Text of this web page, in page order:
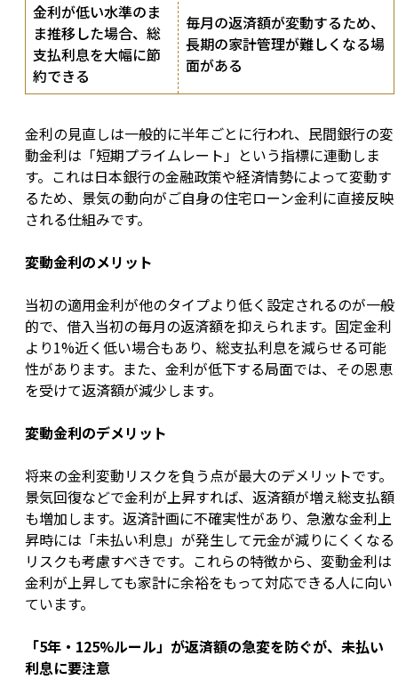
金利が低い水準のま
ま推移した場合、総
支払利息を大幅に節
約できる
毎月の返済額が変動するため、
長期の家計管理が難しくなる場
面がある
金利の見直しは一般的に半年ごとに行われ、民間銀行の変
動金利は「短期プライムレート」という指標に連動しま
す。これは日本銀行の金融政策や経済情勢によって変動す
るため、景気の動向がご自身の住宅ローン金利に直接反映
される仕組みです。
変動金利のメリット
当初の適用金利が他のタイプより低く設定されるのが一般
的で、借入当初の毎月の返済額を抑えられます。固定金利
より1%近く低い場合もあり、総支払利息を減らせる可能
性があります。また、金利が低下する局面では、その恩恵
を受けて返済額が減少します。
変動金利のデメリット
将来の金利変動リスクを負う点が最大のデメリットです。
景気回復などで金利が上昇すれば、返済額が増え総支払額
も増加します。返済計画に不確実性があり、急激な金利上
昇時には「未払い利息」が発生して元金が減りにくくなる
リスクも考慮すべきです。これらの特徴から、変動金利は
金利が上昇しても家計に余裕をもって対応できる人に向い
ています。
「5年・125%ルール」が返済額の急変を防ぐが、未払い
利息に要注意